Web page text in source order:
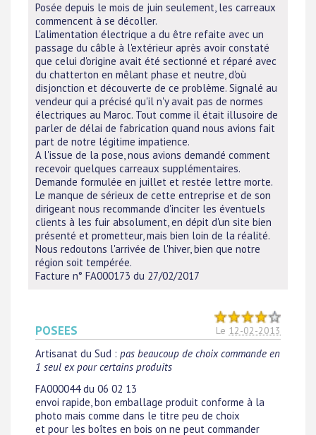
Posée depuis le mois de juin seulement, les carreaux
commencent à se décoller.
L'alimentation électrique a du être refaite avec un
passage du câble à l'extérieur après avoir constaté
que celui d'origine avait été sectionné et réparé avec
du chatterton en mêlant phase et neutre, d'où
disjonction et découverte de ce problème. Signalé au
vendeur qui a précisé qu'il n'y avait pas de normes
électriques au Maroc. Tout comme il était illusoire de
parler de délai de fabrication quand nous avions fait
part de notre légitime impatience.
A l'issue de la pose, nous avions demandé comment
recevoir quelques carreaux supplémentaires.
Demande formulée en juillet et restée lettre morte.
Le manque de sérieux de cette entreprise et de son
dirigeant nous recommande d'inciter les éventuels
clients à les fuir absolument, en dépit d'un site bien
présenté et prometteur, mais bien loin de la réalité.
Nous redoutons l'arrivée de l'hiver, bien que notre
région soit tempérée.
Facture n° FA000173 du 27/02/2017
POSEES Le 12-02-2013
Artisanat du Sud : pas beaucoup de choix commande en
1 seul ex pour certains produits
FA000044 du 06 02 13
envoi rapide, bon emballage produit conforme à la
photo mais comme dans le titre peu de choix
et pour les boîtes en bois on ne peut commander